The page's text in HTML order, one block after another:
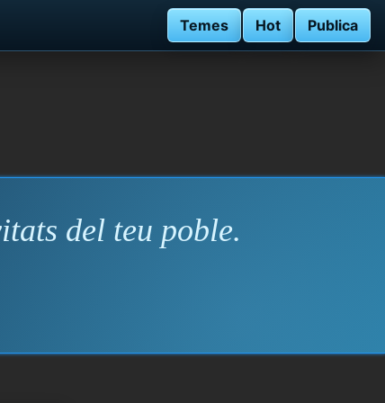
Temes Hot Publica
del teu poble.